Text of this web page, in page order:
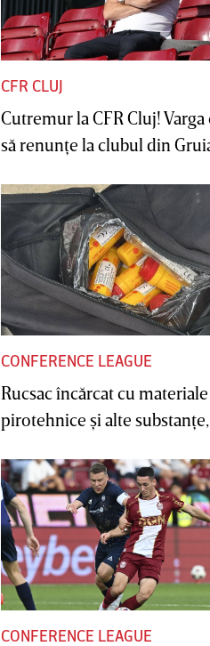
CFR CLUJ
Cutremur la CFR Cluj! Varga
să renunţe la clubul din
CONFERENCE LEAGUE
Rucsac încărcat cu materiale
pirotehnice şi alte substanţe,
CONFERENCE LEAGUE